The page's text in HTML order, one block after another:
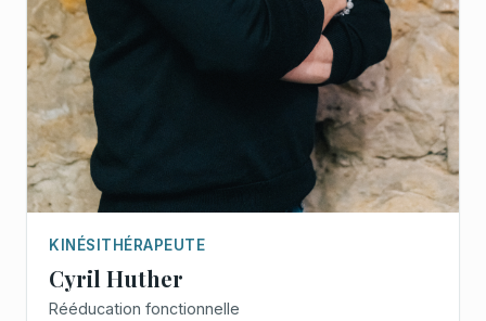
KINÉSITHÉRAPEUTE
Cyril Huther
Rééducation fonctionnelle